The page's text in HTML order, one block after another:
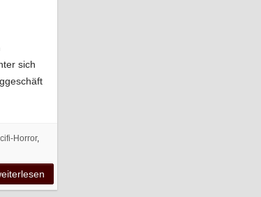
sich
Horror,